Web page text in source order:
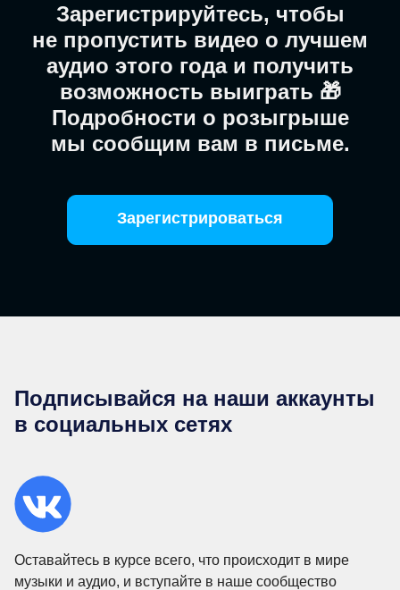
Зарегистрируйтесь, чтобы
не пропустить видео о лучшем
аудио этого года и получить
возможность выиграть 🎁
Подробности о розыгрыше
мы сообщим вам в письме.
Зарегистрироваться
Подписывайся на наши аккаунты
в социальных сетях
Оставайтесь в курсе всего, что происходит в мире
музыки и аудио, и вступайте в наше сообщество